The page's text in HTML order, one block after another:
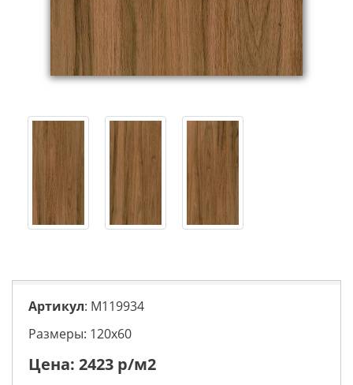
Артикул: M119934
Размеры: 120х60
Цена: 2423 р/м2